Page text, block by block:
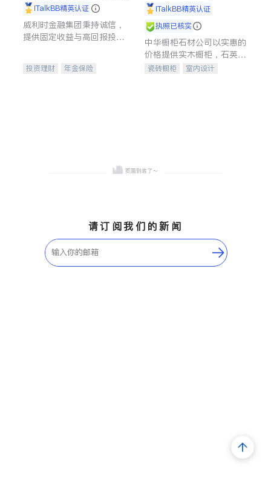
iTalkBB精英认证
威利时金融集团秉持诚信，
提供固定收益与高回报投资
合，助力客户实现目标
投资理财
年金保险
iTalkBB精英认证
执照已核实
中华橱柜石材公司以实惠的
价格提供实木橱柜，石英石
台面，多种优质不锈钢水
瓷砖橱柜
室内设计
请订阅我们的新闻